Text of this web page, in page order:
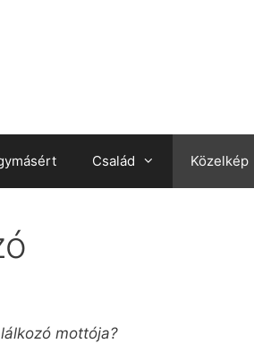
Család Közelkép
mottója?